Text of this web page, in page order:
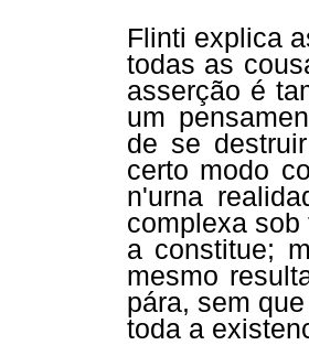
Flinti explica
todas as
asserção é
um
de se
certo modo
n'urna
complexa
a constitue;
mesmo
pára, sem
toda a